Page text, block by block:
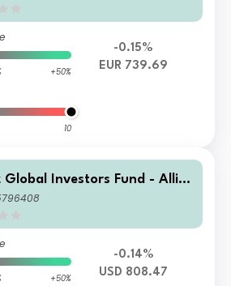
+50%
10
-0.15%
EUR 739.69
Global Investors Fund - Allia
Markets Select Bond I U
+50%
-0.14%
USD 808.47